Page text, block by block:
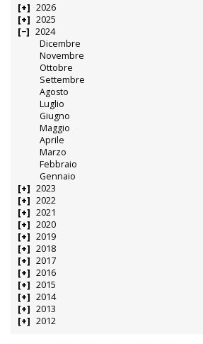
2026
2025
2024
Dicembre
Novembre
Ottobre
Settembre
Agosto
Luglio
Giugno
Maggio
Aprile
Marzo
Febbraio
Gennaio
2023
2022
2021
2020
2019
2018
2017
2016
2015
2014
2013
2012